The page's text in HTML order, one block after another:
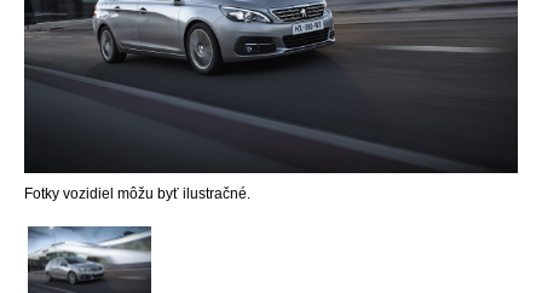
Fotky vozidiel môžu byť ilustračné.